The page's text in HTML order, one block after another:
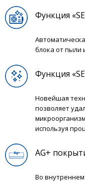
Функция
блока от пыли
Функция
Новейшая
позволяет
используя
AG+
Во